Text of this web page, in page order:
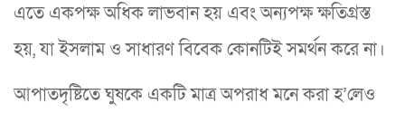
এতে একপক্ষ অধিক লাভবান হয় এবং অন্যপক্ষ ক্ষতিগ্রস্ত
হয়, যা ইসলাম ও সাধারণ বিবেক কোনটিই সমর্থন করে না।
আপাতদৃষ্টিতে ঘুষকে একটি মাত্র অপরাধ মনে করা হ’লেও